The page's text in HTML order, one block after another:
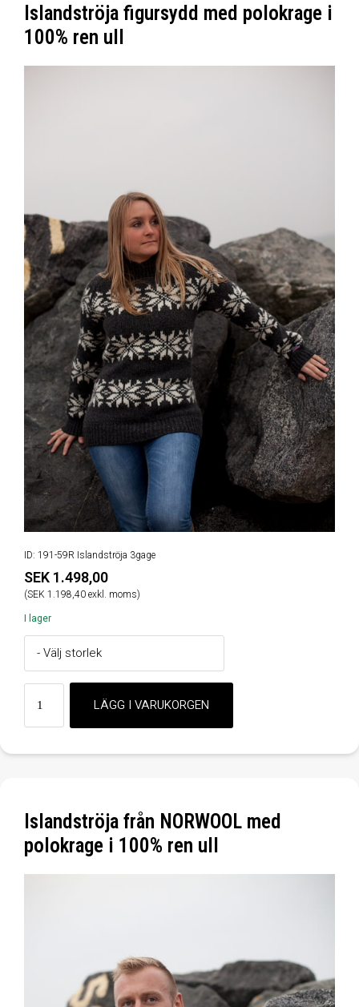
Islandströja figursydd med polokrage i
100% ren ull
ID: 191-59R Islandströja 3gage
SEK 1.498,00
(SEK 1.198,40 exkl. moms)
I lager
Islandströja från NORWOOL med
polokrage i 100% ren ull